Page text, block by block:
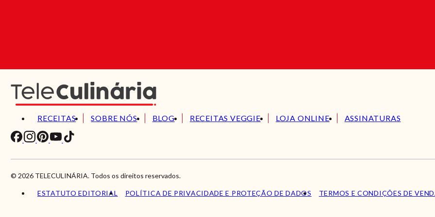
RECEITAS SOBRE NÓS BLOG RECEITAS VEGGIE LOJA ONLINE ASSINATURAS
© 2026 TELECULINÁRIA. Todos os direitos reservados.
ESTATUTO EDITORIAL POLÍTICA DE PRIVACIDADE E PROTEÇÃO DE DADOS TERMOS E CONDIÇÕES DE